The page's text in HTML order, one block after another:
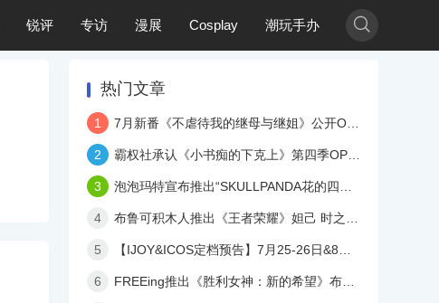
锐评 专访 漫展 Cosplay 潮玩手办 
热门文章
1 7月新番《不虐待我的继母与继姐》公开OP与ED以及角色声优
2 霸权社承认《小书痴的下克上》第四季OP使用AI并道歉
3 泡泡玛特宣布推出“SKULLPANDA花的四幕戏”潮玩
4 布鲁可积木人推出《王者荣耀》妲己 时之彼端 可动人偶
5 【IJOY&ICOS定档预告】7月25-26日&8月8-9日，北京国会双展连开嗨玩暑假！
6 FREEing推出《胜利女神：新的希望》布蕾德 1/4手办